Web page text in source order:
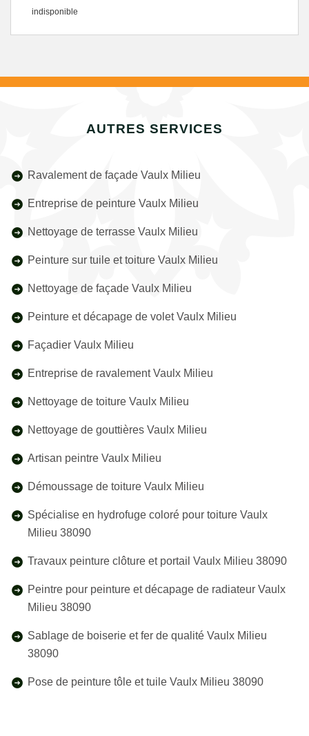
indisponible
AUTRES SERVICES
Ravalement de façade Vaulx Milieu
Entreprise de peinture Vaulx Milieu
Nettoyage de terrasse Vaulx Milieu
Peinture sur tuile et toiture Vaulx Milieu
Nettoyage de façade Vaulx Milieu
Peinture et décapage de volet Vaulx Milieu
Façadier Vaulx Milieu
Entreprise de ravalement Vaulx Milieu
Nettoyage de toiture Vaulx Milieu
Nettoyage de gouttières Vaulx Milieu
Artisan peintre Vaulx Milieu
Démoussage de toiture Vaulx Milieu
Spécialise en hydrofuge coloré pour toiture Vaulx
Milieu 38090
Travaux peinture clôture et portail Vaulx Milieu 38090
Peintre pour peinture et décapage de radiateur Vaulx
Milieu 38090
Sablage de boiserie et fer de qualité Vaulx Milieu
38090
Pose de peinture tôle et tuile Vaulx Milieu 38090